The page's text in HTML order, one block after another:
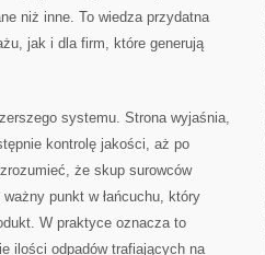
niż inne. To wiedza przydatna
jak i dla firm, które generują
systemu. Strona wyjaśnia,
kontrolę jakości, aż po
że skup surowców
punkt w łańcuchu, który
W praktyce oznacza to
ilości odpadów trafiających na